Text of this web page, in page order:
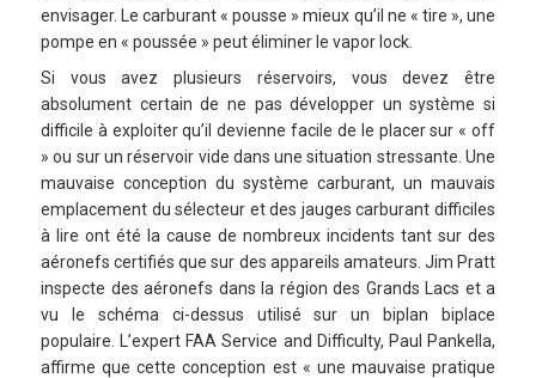
envisager. Le carburant « pousse » mieux qu’il ne « tire », une
pompe en « poussée » peut éliminer le vapor lock.
Si vous avez plusieurs réservoirs, vous devez être
absolument certain de ne pas développer un système si
difficile à exploiter qu’il devienne facile de le placer sur « off
» ou sur un réservoir vide dans une situation stressante. Une
mauvaise conception du système carburant, un mauvais
emplacement du sélecteur et des jauges carburant difficiles
à lire ont été la cause de nombreux incidents tant sur des
aéronefs certifiés que sur des appareils amateurs. Jim Pratt
inspecte des aéronefs dans la région des Grands Lacs et a
vu le schéma ci-dessus utilisé sur un biplan biplace
populaire. L’expert FAA Service and Difficulty, Paul Pankella,
affirme que cette conception est « une mauvaise pratique